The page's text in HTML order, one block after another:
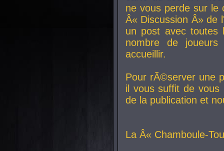
ne vous perde sur le
Â« Discussion Â» de
un post avec toutes
nombre de
accueillir.
Pour rÃ©server une
il vous suffit de vous
de la publication et
La Â« Chamboule-